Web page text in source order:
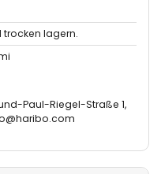
trocken lagern.
Paul-Riegel-Straße 1,